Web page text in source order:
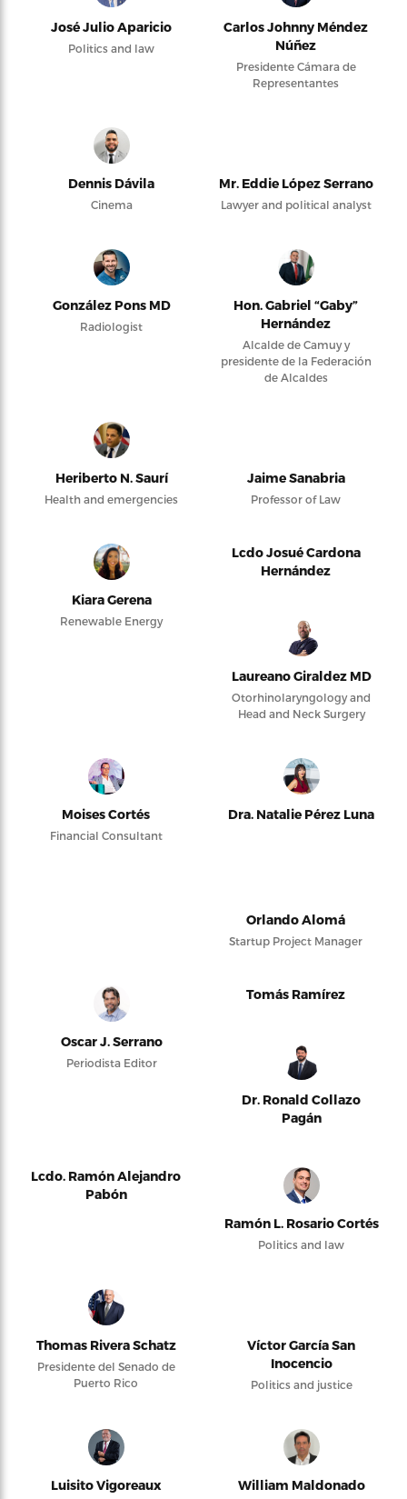
José Julio Aparicio
Politics and law
Carlos Johnny Méndez
Núñez
Presidente Cámara de
Representantes
Dennis Dávila
Cinema
Mr. Eddie López Serrano
Lawyer and political analyst
González Pons MD
Radiologist
Hon. Gabriel “Gaby”
Hernández
Alcalde de Camuy y
presidente de la Federación
de Alcaldes
Heriberto N. Saurí
Health and emergencies
Jaime Sanabria
Professor of Law
Kiara Gerena
Renewable Energy
Lcdo Josué Cardona
Hernández
Laureano Giraldez MD
Otorhinolaryngology and
Head and Neck Surgery
Moises Cortés
Financial Consultant
Dra. Natalie Pérez Luna
Orlando Alomá
Startup Project Manager
Oscar J. Serrano
Periodista Editor
Tomás Ramírez
Dr. Ronald Collazo
Pagán
Lcdo. Ramón Alejandro
Pabón
Ramón L. Rosario Cortés
Politics and law
Thomas Rivera Schatz
Presidente del Senado de
Puerto Rico
Víctor García San
Inocencio
Politics and justice
Luisito Vigoreaux William Maldonado